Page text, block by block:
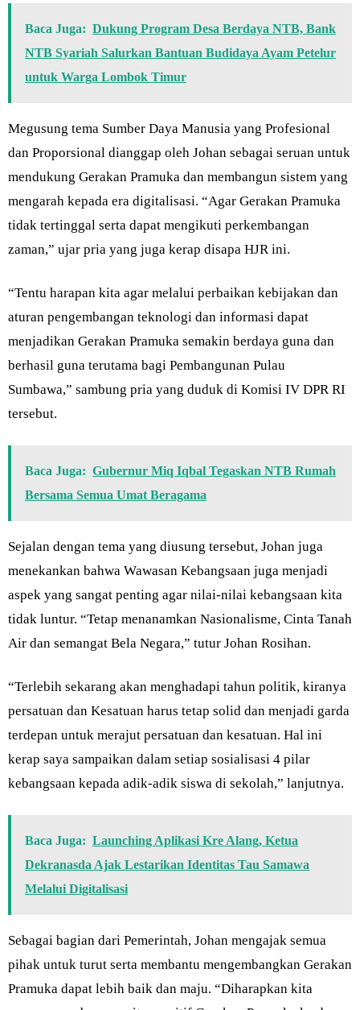
Baca Juga: Dukung Program Desa Berdaya NTB, Bank
NTB Syariah Salurkan Bantuan Budidaya Ayam Petelur
untuk Warga Lombok Timur
Megusung tema Sumber Daya Manusia yang Profesional
dan Proporsional dianggap oleh Johan sebagai seruan untuk
mendukung Gerakan Pramuka dan membangun sistem yang
mengarah kepada era digitalisasi. “Agar Gerakan Pramuka
tidak tertinggal serta dapat mengikuti perkembangan
zaman,” ujar pria yang juga kerap disapa HJR ini.
“Tentu harapan kita agar melalui perbaikan kebijakan dan
aturan pengembangan teknologi dan informasi dapat
menjadikan Gerakan Pramuka semakin berdaya guna dan
berhasil guna terutama bagi Pembangunan Pulau
Sumbawa,” sambung pria yang duduk di Komisi IV DPR RI
tersebut.
Baca Juga: Gubernur Miq Iqbal Tegaskan NTB Rumah
Bersama Semua Umat Beragama
Sejalan dengan tema yang diusung tersebut, Johan juga
menekankan bahwa Wawasan Kebangsaan juga menjadi
aspek yang sangat penting agar nilai-nilai kebangsaan kita
tidak luntur. “Tetap menanamkan Nasionalisme, Cinta Tanah
Air dan semangat Bela Negara,” tutur Johan Rosihan.
“Terlebih sekarang akan menghadapi tahun politik, kiranya
persatuan dan Kesatuan harus tetap solid dan menjadi garda
terdepan untuk merajut persatuan dan kesatuan. Hal ini
kerap saya sampaikan dalam setiap sosialisasi 4 pilar
kebangsaan kepada adik-adik siswa di sekolah,” lanjutnya.
Baca Juga: Launching Aplikasi Kre Alang, Ketua
Dekranasda Ajak Lestarikan Identitas Tau Samawa
Melalui Digitalisasi
Sebagai bagian dari Pemerintah, Johan mengajak semua
pihak untuk turut serta membantu mengembangkan Gerakan
Pramuka dapat lebih baik dan maju. “Diharapkan kita